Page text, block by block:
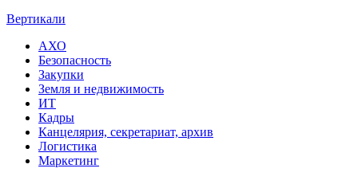
Вертикали
АХО
Безопасность
Закупки
Земля и недвижимость
ИТ
Кадры
Канцелярия, секретариат, архив
Логистика
Маркетинг